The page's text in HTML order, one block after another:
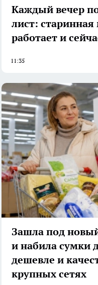
Каждый вечер
лист: старинная
работает и
11:35
Зашла под
и набила сумки
дешевле и
крупных сетях